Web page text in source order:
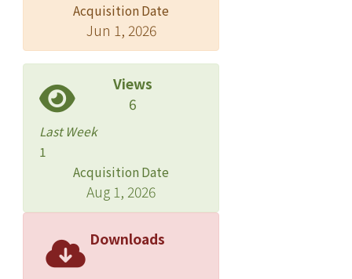
Acquisition Date
Jun 1, 2026
Views
6
Last Week
1
Acquisition Date
Aug 1, 2026
Downloads